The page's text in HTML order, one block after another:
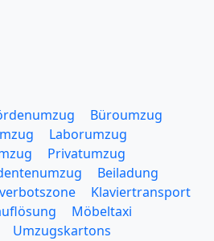
Büroumzug
Laborumzug
Privatumzug
Beiladung
Klaviertransport
Möbeltaxi
Umzugskartons